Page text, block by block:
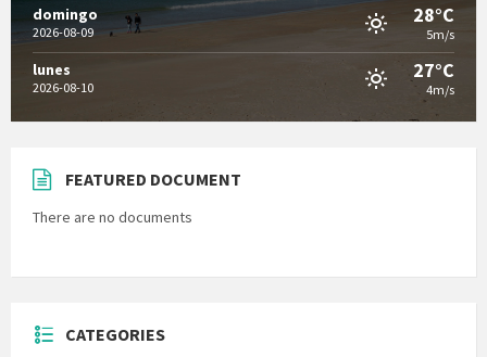
domingo
2026-08-09
28°C
5m/s
lunes
2026-08-10
27°C
4m/s
FEATURED DOCUMENT
There are no documents
CATEGORIES